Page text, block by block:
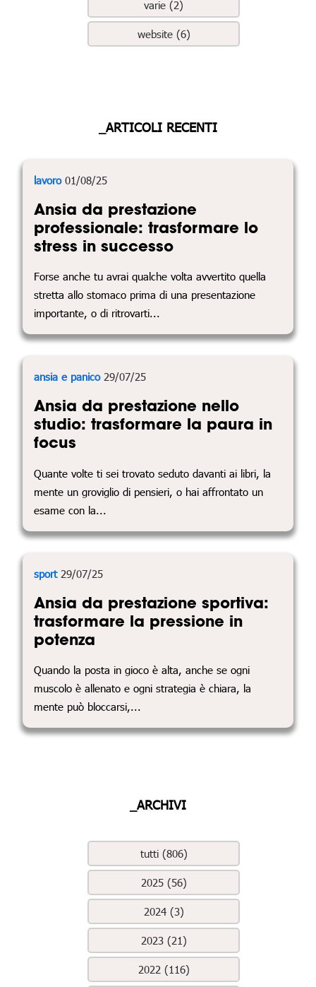
varie (2)
website (6)
_ARTICOLI RECENTI
lavoro01/08/25
Ansia da prestazione
professionale: trasformare lo
stress in successo
Forse anche tu avrai qualche volta avvertito quella
stretta allo stomaco prima di una presentazione
importante, o di ritrovarti...
ansia e panico29/07/25
Ansia da prestazione nello
studio: trasformare la paura in
focus
Quante volte ti sei trovato seduto davanti ai libri, la
mente un groviglio di pensieri, o hai affrontato un
esame con la...
sport29/07/25
Ansia da prestazione sportiva:
trasformare la pressione in
potenza
Quando la posta in gioco è alta, anche se ogni
muscolo è allenato e ogni strategia è chiara, la
mente può bloccarsi,...
_ARCHIVI
tutti (806)
2025 (56)
2024 (3)
2023 (21)
2022 (116)